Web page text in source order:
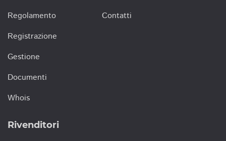
Regolamento
Registrazione
Gestione
Documenti
Whois
Contatti
Rivenditori